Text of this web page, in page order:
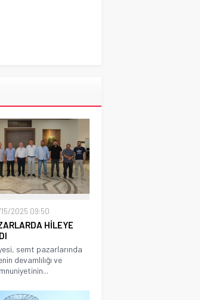
2025 09:50
HİLEYE
semt pazarlarında
devamlılığı ve